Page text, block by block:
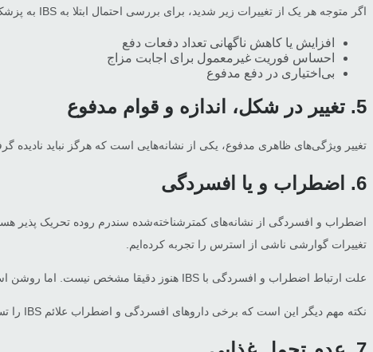
اگر متوجه هر یک از تغییرات زیر شدید، برای بررسی احتمال ابتلا به IBS به پزشک مراجعه کنید:
افزایش یا کاهش ناگهانی تعداد دفعات دفع
احساس فوریت غیرمعمول برای اجابت مزاج
بی‌اختیاری در دفع مدفوع
5. تغییر در شکل، اندازه و قوام مدفوع
تغییر ویژگی‌های ظاهری مدفوع، یکی از نشانه‌هایی است که هرگز نباید
6. اضطراب و یا افسردگی
اضطراب و افسردگی از نشانه‌های کمترشناخته‌شده سندرم روده تحریک پذیر
تغییرات گوارشی ناشی از استرس را تجربه کرده‌ایم.
علت ارتباط اضطراب و افسردگی با IBS هنوز دقیقا مشخص نیست. اما روشن است که این بیماری می‌تواند عاملی برای افزایش استرس باشد.
نکته مهم دیگر این است که برخی داروهای افسردگی و اضطراب علائم IBS را تسکین می‌دهند و برخی دیگر این علائم را تشدید می‌کنند. بنابراین بررسی دقیق‌تر و انتخاب راهکار درمانی مناسب حتما باید بر عهده پزشک گذاشته شود.